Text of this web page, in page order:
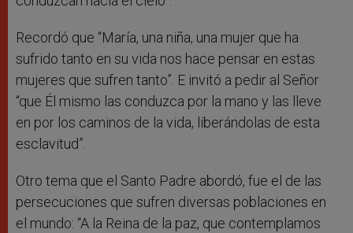
Recordó que “María, una niña, una mujer que ha
sufrido tanto en su vida nos hace pensar en estas
mujeres que sufren tanto”. E invitó a pedir al Señor
“que Él mismo las conduzca por la mano y las lleve
en por los caminos de la vida, liberándolas de esta
esclavitud”.
Otro tema que el Santo Padre abordó, fue el de las
persecuciones que sufren diversas poblaciones en
el mundo: “A la Reina de la paz, que contemplamos